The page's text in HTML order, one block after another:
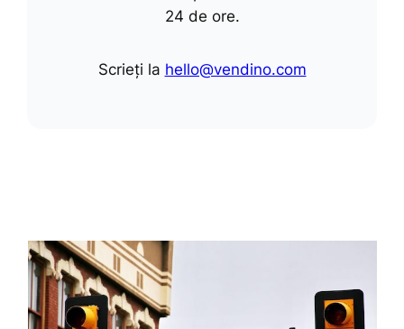
24 de ore.
Scrieți la hello@vendino.com